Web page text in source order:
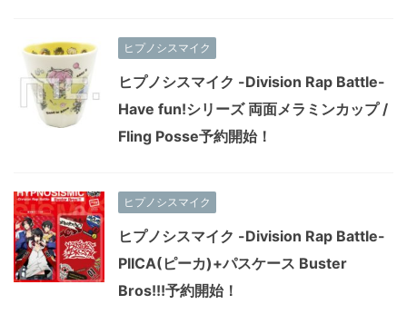
ヒプノシスマイク
ヒプノシスマイク -Division Rap Battle-
Have fun!シリーズ 両面メラミンカップ /
Fling Posse予約開始！
ヒプノシスマイク
ヒプノシスマイク -Division Rap Battle-
PIICA(ピーカ)+パスケース Buster
Bros!!!予約開始！